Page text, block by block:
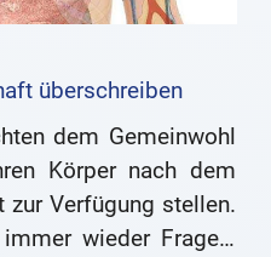
überschreiben
dem Gemeinwohl
Körper nach dem
zur Verfügung stellen.
wieder Fragen,